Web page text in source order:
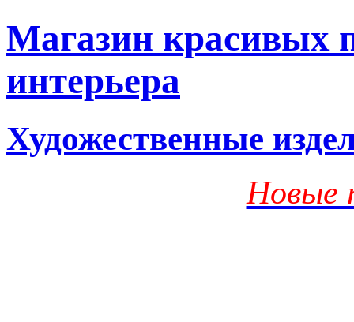
Магазин красивых
интерьера
Художественные
Новые